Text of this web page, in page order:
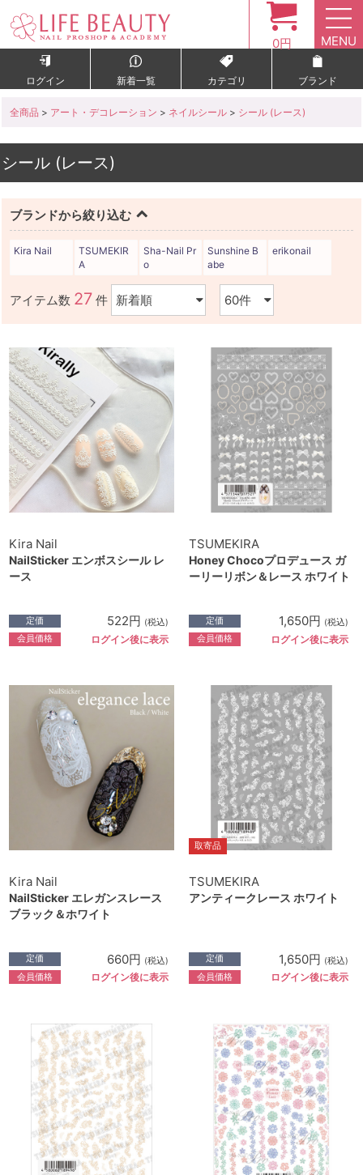
0円 MENU
ログイン 新着一覧 カテゴリ ブランド
全商品 > アート・デコレーション > ネイルシール > シール (レース)
シール (レース)
ブランドから絞り込む
Kira Nail
TSUMEKIR
A
Sha-Nail Pr
o
Sunshine B
abe
erikonail
アイテム数 27 件
Kira Nail
NailSticker エンボスシール レ
ース
定価 522円 (税込)
会員価格 ログイン後に表示
TSUMEKIRA
Honey Chocoプロデュース ガ
ーリーリボン＆レース ホワイト
定価 1,650円 (税込)
会員価格 ログイン後に表示
Kira Nail
NailSticker エレガンスレース
ブラック＆ホワイト
定価 660円 (税込)
会員価格 ログイン後に表示
取寄品
TSUMEKIRA
アンティークレース ホワイト
定価 1,650円 (税込)
会員価格 ログイン後に表示